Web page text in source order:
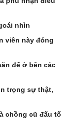
nhìn
viên này đóng
để ở bên các
trọng sự thật,
chồng cũ đấu tố